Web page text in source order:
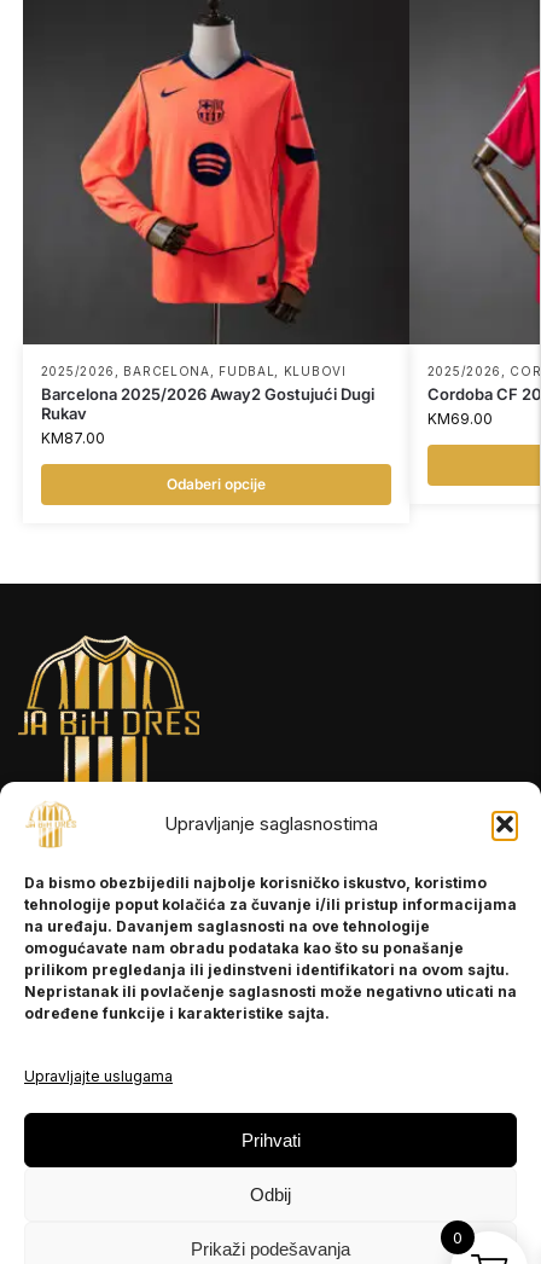
Upravljanje saglasnostima
Da bismo obezbijedili najbolje korisničko iskustvo, koristimo
tehnologije poput kolačića za čuvanje i/ili pristup informacijama
na uređaju. Davanjem saglasnosti na ove tehnologije
omogućavate nam obradu podataka kao što su ponašanje
prilikom pregledanja ili jedinstveni identifikatori na ovom sajtu.
Nepristanak ili povlačenje saglasnosti može negativno uticati na
određene funkcije i karakteristike sajta.
Upravljajte uslugama
Prihvati
Odbij
Prikaži podešavanja
2025/2026 BARCELONA FUDBAL KLUBOVI
Barcelona 2025/2026 Away2 Gostujući Dugi
Rukav
KM87.00
Odaberi opcije
2025/2026
Cordoba CF
KM69.00
INFORMACIJE
O nama
Kontakt
POMOĆ
Politika privatnosti
PRATITE NAS
Instagram
0